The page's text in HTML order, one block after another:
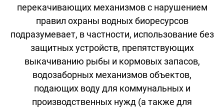
перекачивающих механизмов с нарушением
правил охраны водных биоресурсов
подразумевает, в частности, использование без
защитных устройств, препятствующих
выкачиванию рыбы и кормовых запасов,
водозаборных механизмов объектов,
подающих воду для коммунальных и
производственных нужд (а также для